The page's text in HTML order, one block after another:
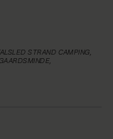
STRAND CAMPING,